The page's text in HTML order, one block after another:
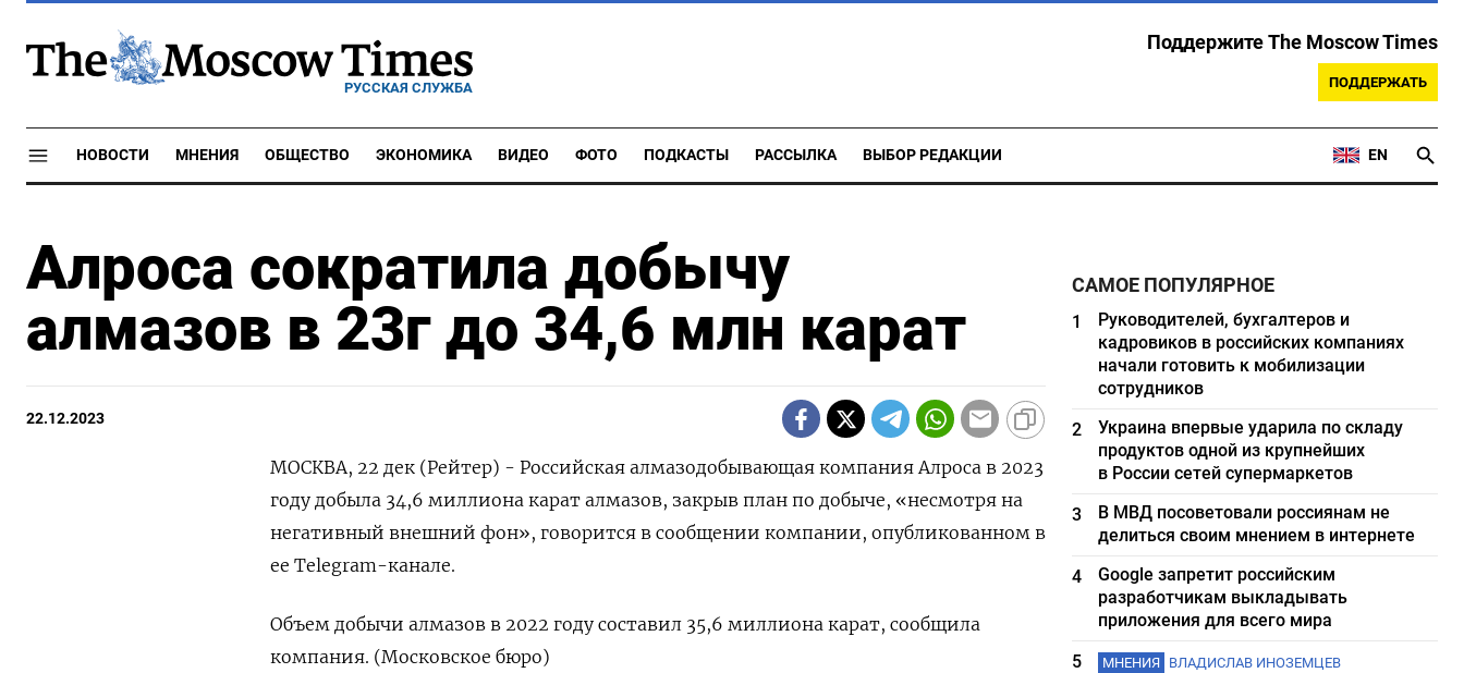
РУССКАЯ СЛУЖБА
Поддержите The Moscow Times
ПОДДЕРЖАТЬ
НОВОСТИ МНЕНИЯ ОБЩЕСТВО ЭКОНОМИКА ВИДЕО ФОТО ПОДКАСТЫ РАССЫЛКА ВЫБОР РЕДАКЦИИ EN
Алроса сократила добычу
алмазов в 23г до 34,6 млн карат
22.12.2023
МОСКВА, 22 дек (Рейтер) - Российская алмазодобывающая компания Алроса в 2023
году добыла 34,6 миллиона карат алмазов, закрыв план по добыче, «несмотря на
негативный внешний фон», говорится в сообщении компании, опубликованном в
ее Telegram-канале.
Объем добычи алмазов в 2022 году составил 35,6 миллиона карат, сообщила
компания. (Московское бюро)
САМОЕ ПОПУЛЯРНОЕ
1
Руководителей, бухгалтеров и
кадровиков в российских компаниях
начали готовить к мобилизации
сотрудников
2
Украина впервые ударила по складу
продуктов одной из крупнейших
в России сетей супермаркетов
3
В МВД посоветовали россиянам не
делиться своим мнением в интернете
4
Google запретит российским
разработчикам выкладывать
приложения для всего мира
5
МНЕНИЯ ВЛАДИСЛАВ ИНОЗЕМЦЕВ